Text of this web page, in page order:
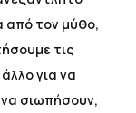
από τον μύθο,
τις
για να
σιωπήσουν,